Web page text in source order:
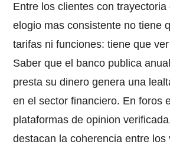
Entre los clientes con trayectoria
elogio mas consistente no tiene
tarifas ni funciones: tiene que
Saber que el banco publica
presta su dinero genera una
en el sector financiero. En foros
plataformas de opinion
destacan la coherencia entre los